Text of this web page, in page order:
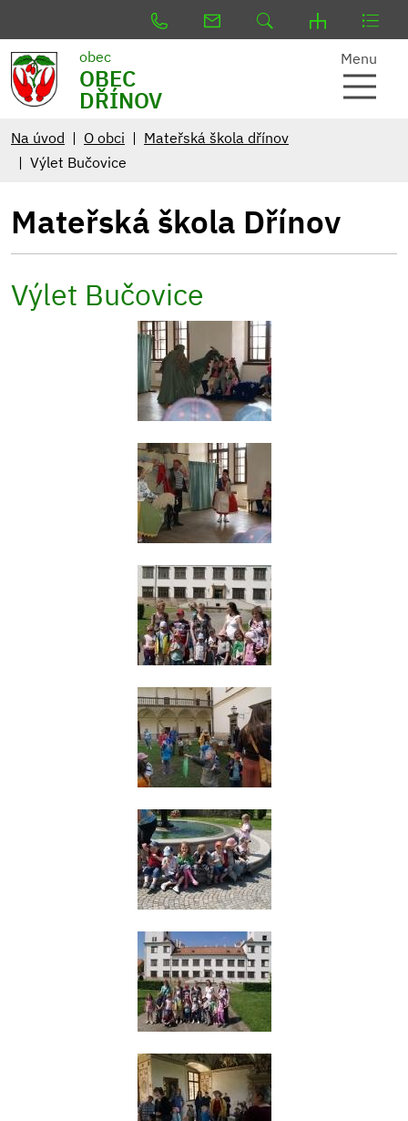
obec
OBEC
DŘÍNOV
Menu
Na úvod O obci
Mateřská škola dřínov
Výlet Bučovice
Mateřská škola Dřínov
Výlet Bučovice